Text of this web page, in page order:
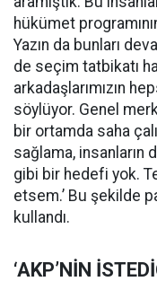
hükümet
Yazın da bunları
de seçim tatbikatı
arkadaşlarımızın
söylüyor. Genel
bir ortamda saha
sağlama, insanların
gibi bir hedefi yok.
etsem.’ Bu şekilde
kullandı.
‘AKP’NİN